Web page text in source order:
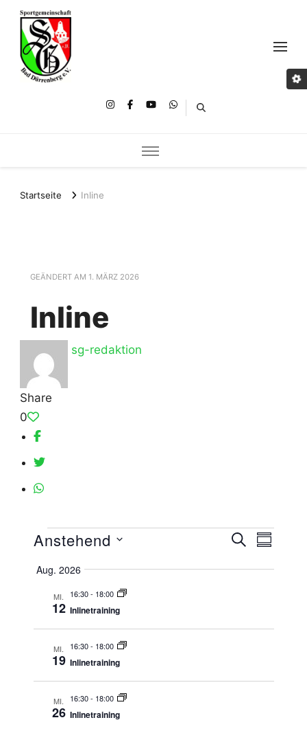
Startseite Inline
GEÄNDERT AM 1. MÄRZ 2026
Inline
sg-redaktion
Share
0
Veranstaltungen
Suche
SUCHE
Anstehend
auswählen.
Aug. 2026
MI.
12
16:30- 18:00
Inlinetraining
MI.
19
16:30- 18:00
Inlinetraining
MI.
26
16:30- 18:00
Inlinetraining